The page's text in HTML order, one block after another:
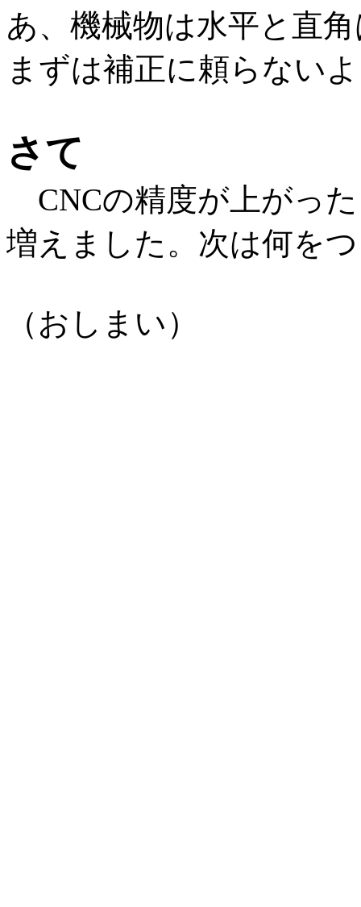
あ、機械物は水平と直
まずは補正に頼らない
さて
CNCの精度が上がっ
増えました。次は何を
（おしまい）